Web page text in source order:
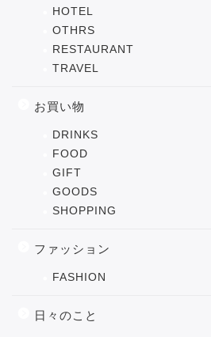
HOTEL
OTHRS
RESTAURANT
TRAVEL
お買い物
DRINKS
FOOD
GIFT
GOODS
SHOPPING
ファッション
FASHION
日々のこと